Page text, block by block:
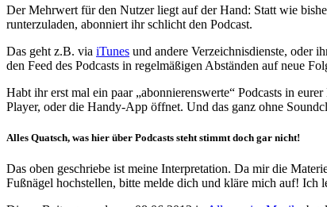
Der Mehrwert für den Nutzer liegt auf der Hand: Statt wie
runterzuladen, abonniert ihr schlicht den Podcast.
Das geht z.B. via iTunes und andere Verzeichnisdienste, oder
den Feed des Podcasts in regelmäßigen Abständen auf neue
Habt ihr erst mal ein paar „abonnierenswerte“ Podcasts in
Player, oder die Handy-App öffnet. Und das ganz ohne
Alles Quatsch, was hier über Podcasts steht stimmt doch gar nicht!
Das oben geschriebe ist meine Interpretation. Da mir die
Fußnägel hochstellen, bitte melde dich und kläre mich auf! Ich